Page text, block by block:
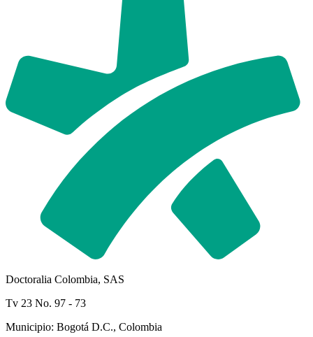
Doctoralia Colombia, SAS
Tv 23 No. 97 - 73
Municipio: Bogotá D.C., Colombia